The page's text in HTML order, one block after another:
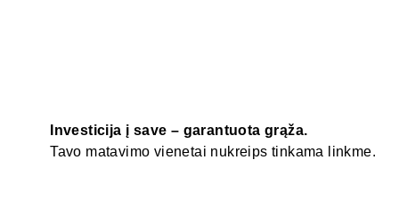
Investicija į save – garantuota grąža.
Tavo matavimo vienetai nukreips tinkama linkme.